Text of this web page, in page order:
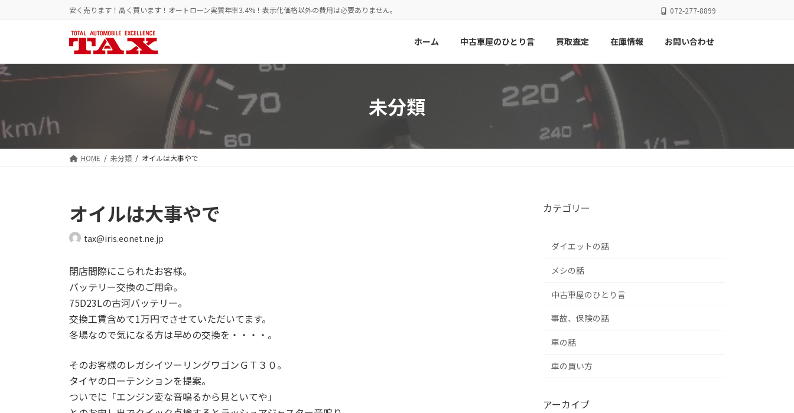
ツ
へ
ッ
プ
シ
ョ
移
動
安く売ります！高く買います！オートローン実質年率3.4%！表示化価格以外の費用は必要ありません。 072-277-8899
ホーム 中古車屋のひとり言 買取査定 在庫情報 お問い合わせ
未分類
HOME 未分類 オイルは大事やで
オイルは大事やで
tax@iris.eonet.ne.jp
閉店間際にこられたお客様。
バッテリー交換のご用命。
75D23Lの古河バッテリー。
交換工賃含めて1万円でさせていただいてます。
冬場なので気になる方は早めの交換を・・・・。
そのお客様のレガシイツーリングワゴンＧＴ３０。
タイヤのローテンションを提案。
ついでに「エンジン変な音鳴るから見といてや」
カテゴリー
ダイエットの話
メシの話
中古車屋のひとり言
事故、保険の話
車の話
車の買い方
アーカイブ